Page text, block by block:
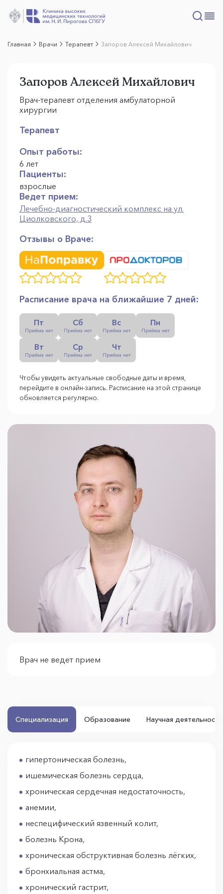
Главная Врачи Терапевт Запоров Алексей Михайлович
Запоров Алексей Михайлович
Врач-терапевт отделения амбулаторной
хирургии
Терапевт
Опыт работы:
6 лет
Пациенты:
взрослые
Ведет прием:
Лечебно-диагностический комплекс на ул.
Циолковского, д.3
Отзывы о Враче:
Расписание врача на ближайшие 7 дней:
Пт
Приёма нет
Сб
Приёма нет
Вс
Приёма нет
Пн
Приёма нет
Вт
Приёма нет
Ср
Приёма нет
Чт
Приёма нет
Чтобы увидеть актуальные свободные даты и время,
перейдите в онлайн-запись. Расписание на этой странице
обновляется регулярно.
Врач не ведет прием
Специализация Образование Научная деятельность
гипертоническая болезнь,
ишемическая болезнь сердца,
хроническая сердечная недостаточность,
анемии,
неспецифический язвенный колит,
болезнь Крона,
хроническая обструктивная болезнь лёгких,
бронхиальная астма,
хронический гастрит,